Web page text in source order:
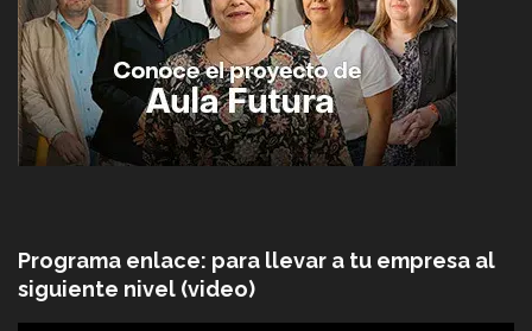
Programa enlace: para llevar a tu empresa al
siguiente nivel (video)